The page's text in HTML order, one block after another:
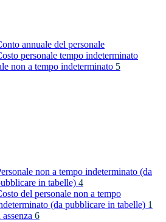
annuale del personale
personale tempo indeterminato
non a tempo indeterminato 5
non a tempo indeterminato (da
in tabelle) 4
del personale non a tempo
(da pubblicare in tabelle) 1
6